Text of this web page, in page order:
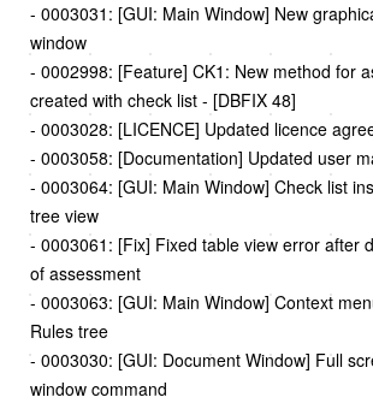
- 0003031: [GUI: Main Window] New
window
- 0002998: [Feature] CK1: New method for
created with check list - [DBFIX 48]
- 0003028: [LICENCE] Updated licence
- 0003058: [Documentation] Updated user
- 0003064: [GUI: Main Window] Check list
tree view
- 0003061: [Fix] Fixed table view error after
of assessment
- 0003063: [GUI: Main Window] Context
Rules tree
- 0003030: [GUI: Document Window] Full
window command